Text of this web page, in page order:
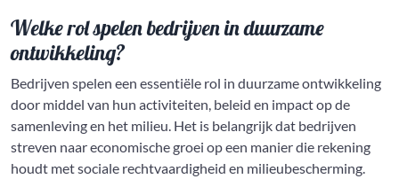
Welke rol spelen bedrijven in duurzame
ontwikkeling?
Bedrijven spelen een essentiële rol in duurzame ontwikkeling
door middel van hun activiteiten, beleid en impact op de
samenleving en het milieu. Het is belangrijk dat bedrijven
streven naar economische groei op een manier die rekening
houdt met sociale rechtvaardigheid en milieubescherming.